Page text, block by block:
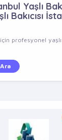
Yaşlı
Bakıcısı
profesyonel yaşlı
Ara